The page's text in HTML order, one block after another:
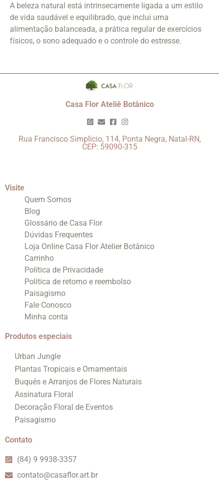
A beleza natural está intrinsecamente ligada a um estilo
de vida saudável e equilibrado, que inclui uma
alimentação balanceada, a prática regular de exercícios
físicos, o sono adequado e o controle do estresse.
Casa Flor Ateliê Botânico
Rua Francisco Simplício, 114, Ponta Negra, Natal-RN,
CEP: 59090-315
Visite
Quem Somos
Blog
Glossário de Casa Flor
Dúvidas Frequentes
Loja Online Casa Flor Atelier Botânico
Carrinho
Política de Privacidade
Politica de retorno e reembolso
Paisagismo
Fale Conosco
Minha conta
Produtos especiais
Urban Jungle
Plantas Tropicais e Ornamentais
Buquês e Arranjos de Flores Naturais
Assinatura Floral
Decoração Floral de Eventos
Paisagismo
Contato
(84) 9 9938-3357
contato@casaflor.art.br